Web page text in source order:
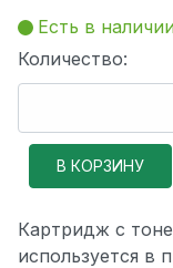
Есть в
Количество:
Картридж с
используется в